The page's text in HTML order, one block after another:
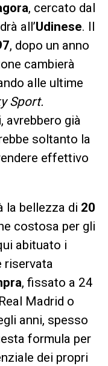
, cercato dal
all’Udinese. Il
, dopo un anno
cambierà
alle ultime
Sport.
avrebbero già
soltanto la
effettivo
la bellezza di 20
costosa per gli
abituato i
riservata
, fissato a 24
Madrid o
anni, spesso
formula per
dei propri